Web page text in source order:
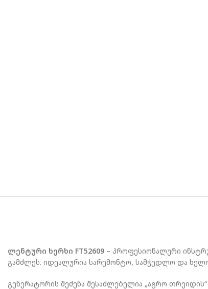
ლენტური ხერხი FT52609 – პროფესიონალური
გამძლეს. იდეალურია სარემონტო, სამჭედლო და
გენერატორის შეძენა შესაძლებელია „აგრო